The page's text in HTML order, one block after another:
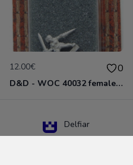
12.00€ 0
D&D - WOC 40032 female halfling rogue Miniature - Donjons Dragons
Delfiar